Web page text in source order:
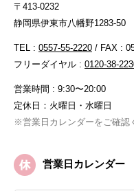
〒413-0232
静岡県伊東市八幡野1283-50
TEL : 0557-55-2220 / FAX :
フリーダイヤル : 0120-38-
営業時間 : 9:30〜20:00
定休日：火曜日・水曜日
※営業日カレンダーをご確認
営業日カレンダー